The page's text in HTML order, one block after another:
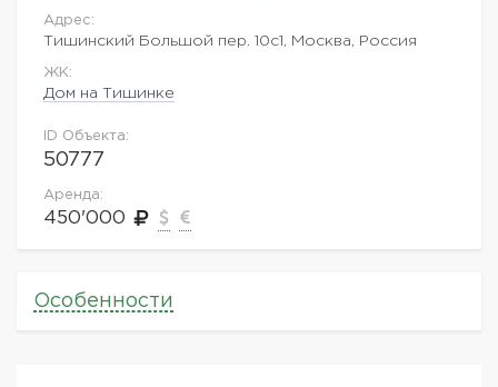
Адрес:
Тишинский Большой пер. 10с1, Москва, Россия
ЖK:
Дом на Тишинке
ID Объекта:
50777
Аренда:
450'000
Особенности